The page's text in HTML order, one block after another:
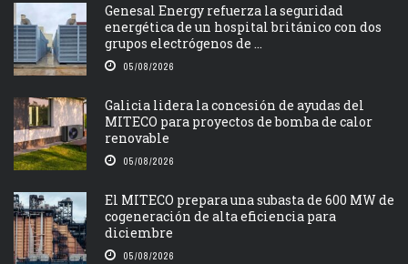
Genesal Energy refuerza la seguridad
energética de un hospital británico con dos
grupos electrógenos de ...
05/08/2026
Galicia lidera la concesión de ayudas del
MITECO para proyectos de bomba de calor
renovable
05/08/2026
El MITECO prepara una subasta de 600 MW de
cogeneración de alta eficiencia para
diciembre
05/08/2026